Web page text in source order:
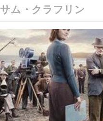
サム・クラフリン